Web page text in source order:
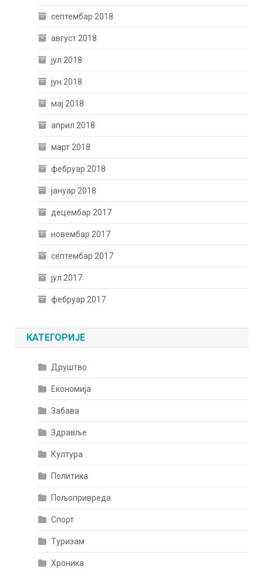
септембар 2018
август 2018
јул 2018
јун 2018
мај 2018
април 2018
март 2018
фебруар 2018
јануар 2018
децембар 2017
новембар 2017
септембар 2017
јул 2017
фебруар 2017
КАТЕГОРИЈЕ
Друштво
Економија
Забава
Здравље
Култура
Политика
Пољопривреда
Спорт
Туризам
Хроника